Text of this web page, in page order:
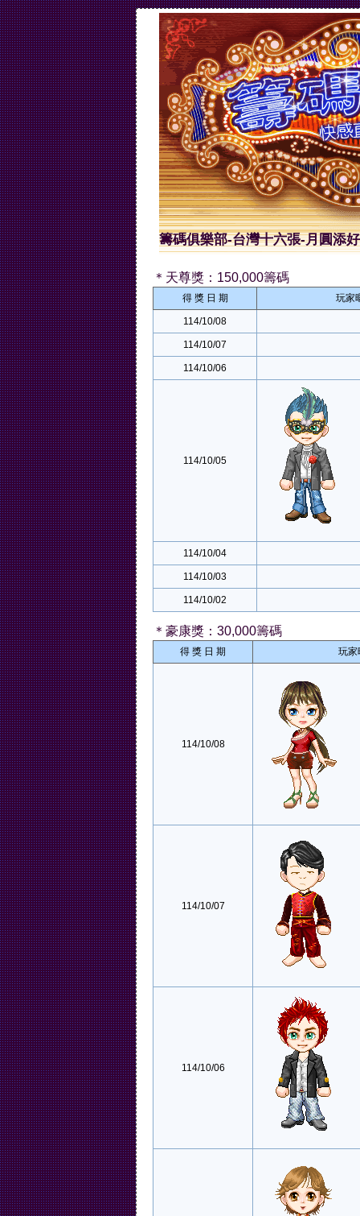
籌碼俱樂部-台灣十六張-月圓添
＊天尊獎：150,000籌碼
得 獎 日 期 玩家
114/10/08
114/10/07
114/10/06
114/10/05
114/10/04
114/10/03
114/10/02
＊豪康獎：30,000籌碼
得 獎 日 期 玩家
114/10/08
114/10/07
114/10/06